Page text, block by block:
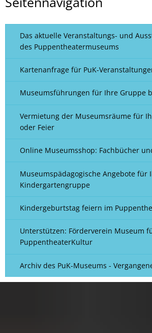
Das aktuelle Veranstaltungs- und
des Puppentheatermuseums
Kartenanfrage für PuK-
Museumsführungen für Ihre Gruppe
Vermietung der Museumsräume für
oder Feier
Online Museumsshop: Fachbücher
Museumspädagogische Angebote für
Kindergartengruppe
Kindergeburtstag feiern im
Unterstützen: Förderverein Museum
PuppentheaterKultur
Archiv des PuK-Museums -